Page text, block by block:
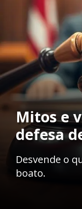
Mitos e
defesa
Desvende o
boato.